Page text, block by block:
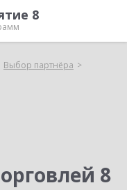
8
Выбор партнёра
8